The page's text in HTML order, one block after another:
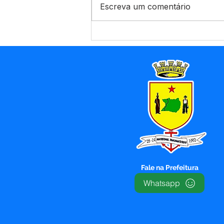
Thaumaturgo Investe Mais
de R$ 440 Mil em
Combustível para Apoiar
Produtores Rurais
Escreva um comentário
Fale na Prefeitura
Whatsapp